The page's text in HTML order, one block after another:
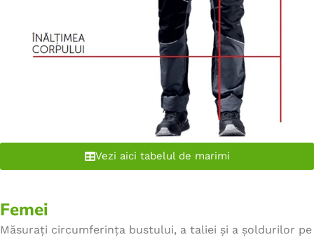
Vezi aici tabelul de marimi
Femei
Măsurați circumferința bustului, a taliei și a șoldurilor pe